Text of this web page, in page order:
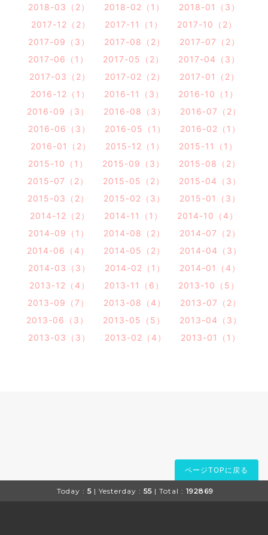
2018-03（2）
2018-02（1）
2018-01（3）
2017-12（2）
2017-11（1）
2017-10（2）
2017-09（3）
2017-08（2）
2017-07（2）
2017-06（1）
2017-05（2）
2017-04（3）
2017-03（2）
2017-02（2）
2017-01（2）
2016-12（1）
2016-11（3）
2016-10（1）
2016-09（3）
2016-08（3）
2016-07（2）
2016-06（3）
2016-05（1）
2016-02（1）
2016-01（2）
2015-12（1）
2015-11（1）
2015-10（1）
2015-09（3）
2015-08（2）
2015-07（2）
2015-05（2）
2015-04（3）
2015-03（2）
2015-02（3）
2015-01（3）
2014-12（2）
2014-11（1）
2014-10（4）
2014-09（1）
2014-08（2）
2014-07（2）
2014-06（4）
2014-05（2）
2014-04（3）
2014-03（3）
2014-02（1）
2014-01（4）
2013-12（4）
2013-11（6）
2013-10（5）
2013-09（7）
2013-08（4）
2013-07（2）
2013-06（3）
2013-05（5）
2013-04（3）
2013-03（3）
2013-02（4） 2013-01（1）
ページTOPに戻る
Today : 5 | Yesterday : 55 | Total : 192869